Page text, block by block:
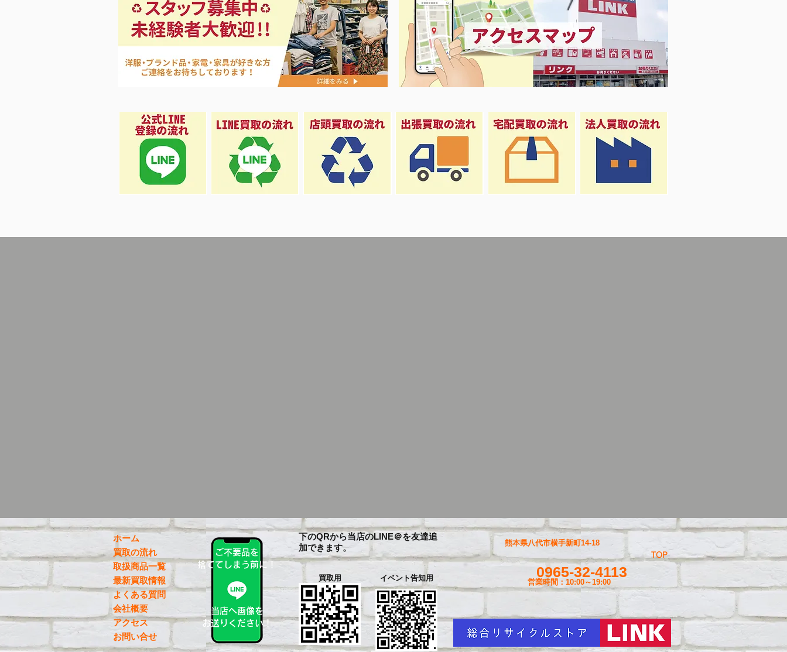
ホーム
買取の流れ
取扱商品一覧
最新買取情報
よくある質問
会社概要
アクセス
お問い合せ
ご不要品を
捨ててしまう前に！
当店へ画像を
お送りください！
下のQRから当店のLINE＠を友達追
加できます。
買取用 イベント告知用
TOP
0965-32-4113
営業時間：10:00～19:00
熊本県八代市横手新町14-18